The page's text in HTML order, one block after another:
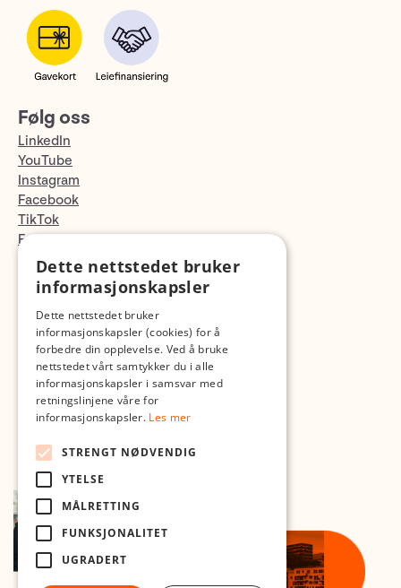
Følg oss
LinkedIn
YouTube
Instagram
Facebook
TikTok
Fotopodden
Med forbehold om skrive- og lagerfeil
Dette nettstedet bruker
informasjonskapsler
Dette nettstedet bruker
informasjonskapsler (cookies) for å
forbedre din opplevelse. Ved å bruke
nettstedet vårt samtykker du i alle
informasjonskapsler i samsvar med
retningslinjene våre for
informasjonskapsler. Les mer
STRENGT NØDVENDIG
YTELSE
MÅLRETTING
FUNKSJONALITET
UGRADERT